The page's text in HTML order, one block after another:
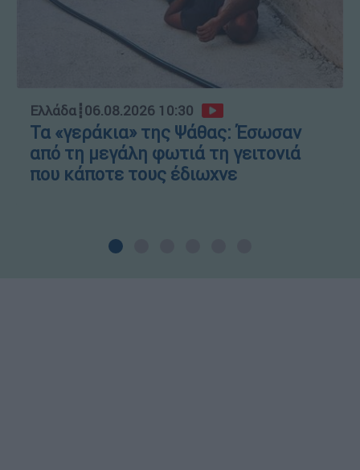
Ελλάδα┋06.08.2026 10:30
Τα «γεράκια» της Ψάθας: Έσωσαν
από τη μεγάλη φωτιά τη γειτονιά
που κάποτε τους έδιωχνε